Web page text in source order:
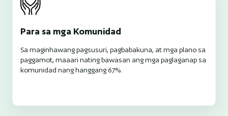
Para sa mga Komunidad
Sa maginhawang pagsusuri, pagbabakuna, at mga plano sa
paggamot, maaari nating bawasan ang mga paglaganap sa
komunidad nang hanggang 67%.